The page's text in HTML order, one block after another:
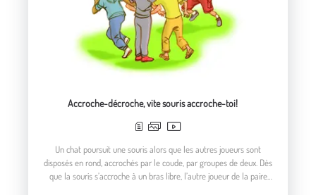
Accroche-décroche, vite souris accroche-toi!
Un chat poursuit une souris alors que les autres joueurs sont
disposés en rond, accrochés par le coude, par groupes de deux. Dès
que la souris s’accroche à un bras libre, l’autre joueur de la paire